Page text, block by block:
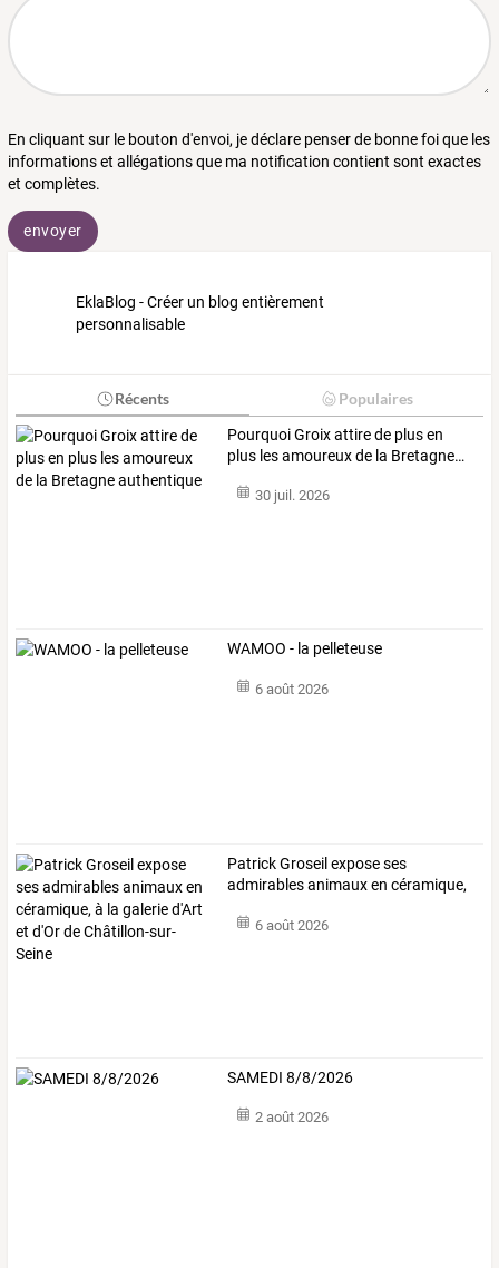
En cliquant sur le bouton d'envoi, je déclare penser de bonne foi que les
informations et allégations que ma notification contient sont exactes
et complètes.
envoyer
EklaBlog - Créer un blog entièrement
personnalisable
Récents Populaires
PourquoiGroixattirede plusen
plus lesamoureuxde la Bretagne…
30 juil. 2026
WAMOO - la pelleteuse
6 août 2026
PatrickGroseil exposeses
admirablesanimauxen céramique,
6 août 2026
SAMEDI 8/8/2026
2 août 2026